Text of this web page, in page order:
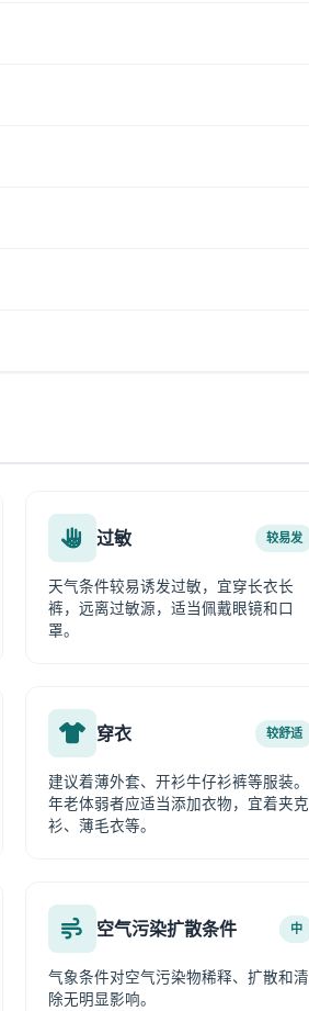
过敏 较易发
天气条件较易诱发过敏，宜穿长衣长
裤，远离过敏源，适当佩戴眼镜和口
罩。
穿衣 较舒适
建议着薄外套、开衫牛仔衫裤等服装。
年老体弱者应适当添加衣物，宜着夹克
衫、薄毛衣等。
空气污染扩散条件 中
气象条件对空气污染物稀释、扩散和清
除无明显影响。